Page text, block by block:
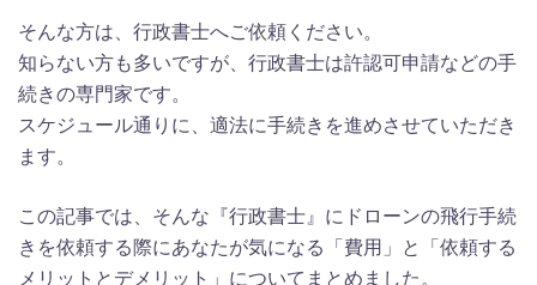
そんな方は、行政書士へご依頼ください。
知らない方も多いですが、行政書士は許認可申請などの手
続きの専門家です。
スケジュール通りに、適法に手続きを進めさせていただき
ます。
この記事では、そんな『行政書士』にドローンの飛行手続
きを依頼する際にあなたが気になる「費用」と「依頼する
メリットとデメリット」についてまとめました。